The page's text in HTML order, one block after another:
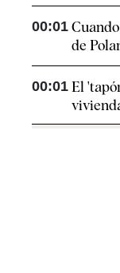
00:01
de
00:01 El